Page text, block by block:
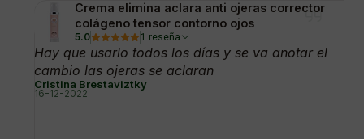
Crema elimina aclara anti ojeras corrector
colágeno tensor contorno ojos
5.0 1 reseña
Hay que usarlo todos los días y se va anotar el
cambio las ojeras se aclaran
Cristina Brestaviztky
16-12-2022